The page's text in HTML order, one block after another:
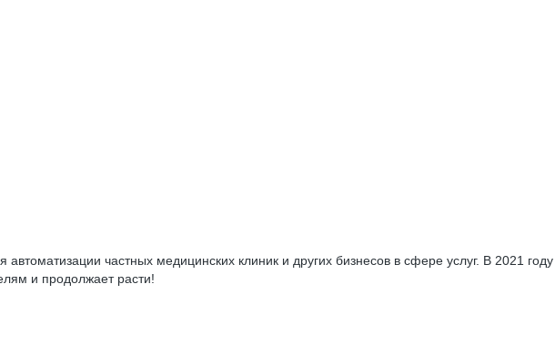
частных медицинских клиник и других бизнесов в сфере услуг. В 2021 году
и продолжает расти!